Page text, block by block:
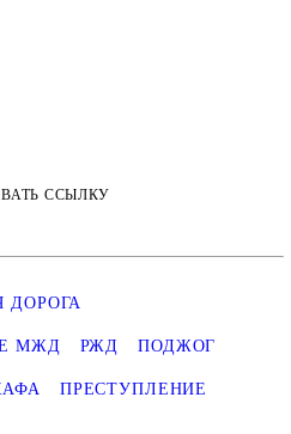
ССЫЛКУ
ДОРОГА
МЖД РЖД ПОДЖОГ
ПРЕСТУПЛЕНИЕ